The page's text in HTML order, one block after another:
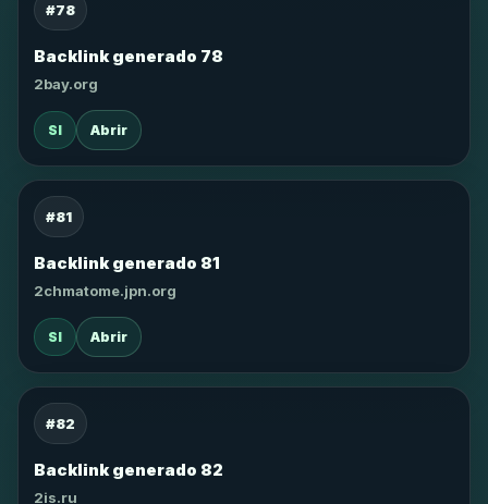
#78
Backlink generado 78
2bay.org
SI Abrir
#81
Backlink generado 81
2chmatome.jpn.org
SI Abrir
#82
Backlink generado 82
2is.ru